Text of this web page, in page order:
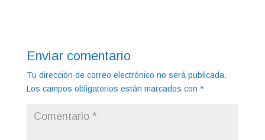
Enviar comentario
Tu dirección de correo electrónico no será publicada.
Los campos obligatorios están marcados con *